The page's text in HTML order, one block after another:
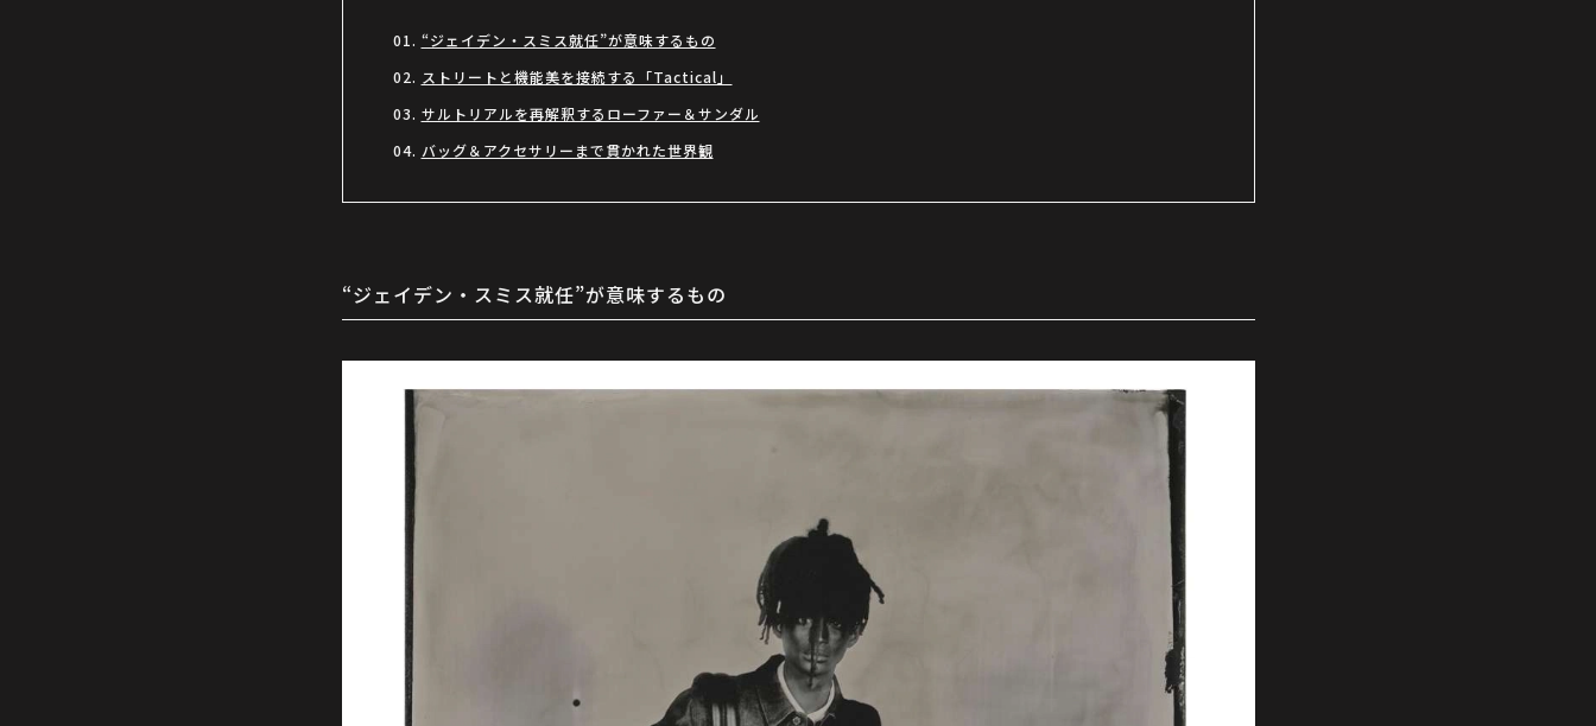
“ジェイデン・スミス就任”が意味するもの
ストリートと機能美を接続する「Tactical」
サルトリアルを再解釈するローファー＆サンダル
バッグ＆アクセサリーまで貫かれた世界観
“ジェイデン・スミス就任”が意味するもの